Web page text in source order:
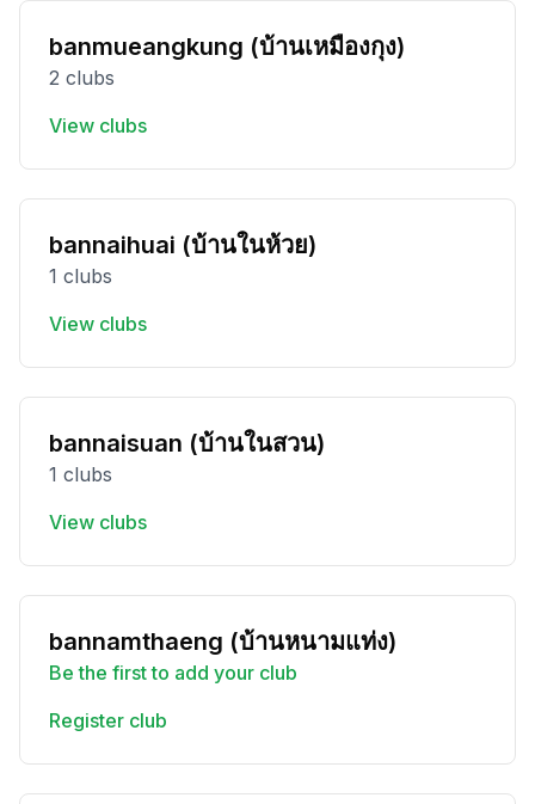
banmueangkung (บ้านเหมืองกุง)
2 clubs
View clubs
bannaihuai (บ้านในห้วย)
1 clubs
View clubs
bannaisuan (บ้านในสวน)
1 clubs
View clubs
bannamthaeng (บ้านหนามแท่ง)
Be the first to add your club
Register club